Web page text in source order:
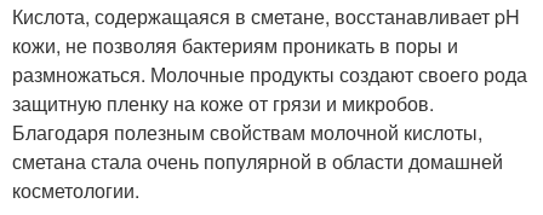
Кислота, содержащаяся в сметане, восстанавливает pH
кожи, не позволяя бактериям проникать в поры и
размножаться. Молочные продукты создают своего рода
защитную пленку на коже от грязи и микробов.
Благодаря полезным свойствам молочной кислоты,
сметана стала очень популярной в области домашней
косметологии.